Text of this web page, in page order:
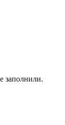
заполнили.